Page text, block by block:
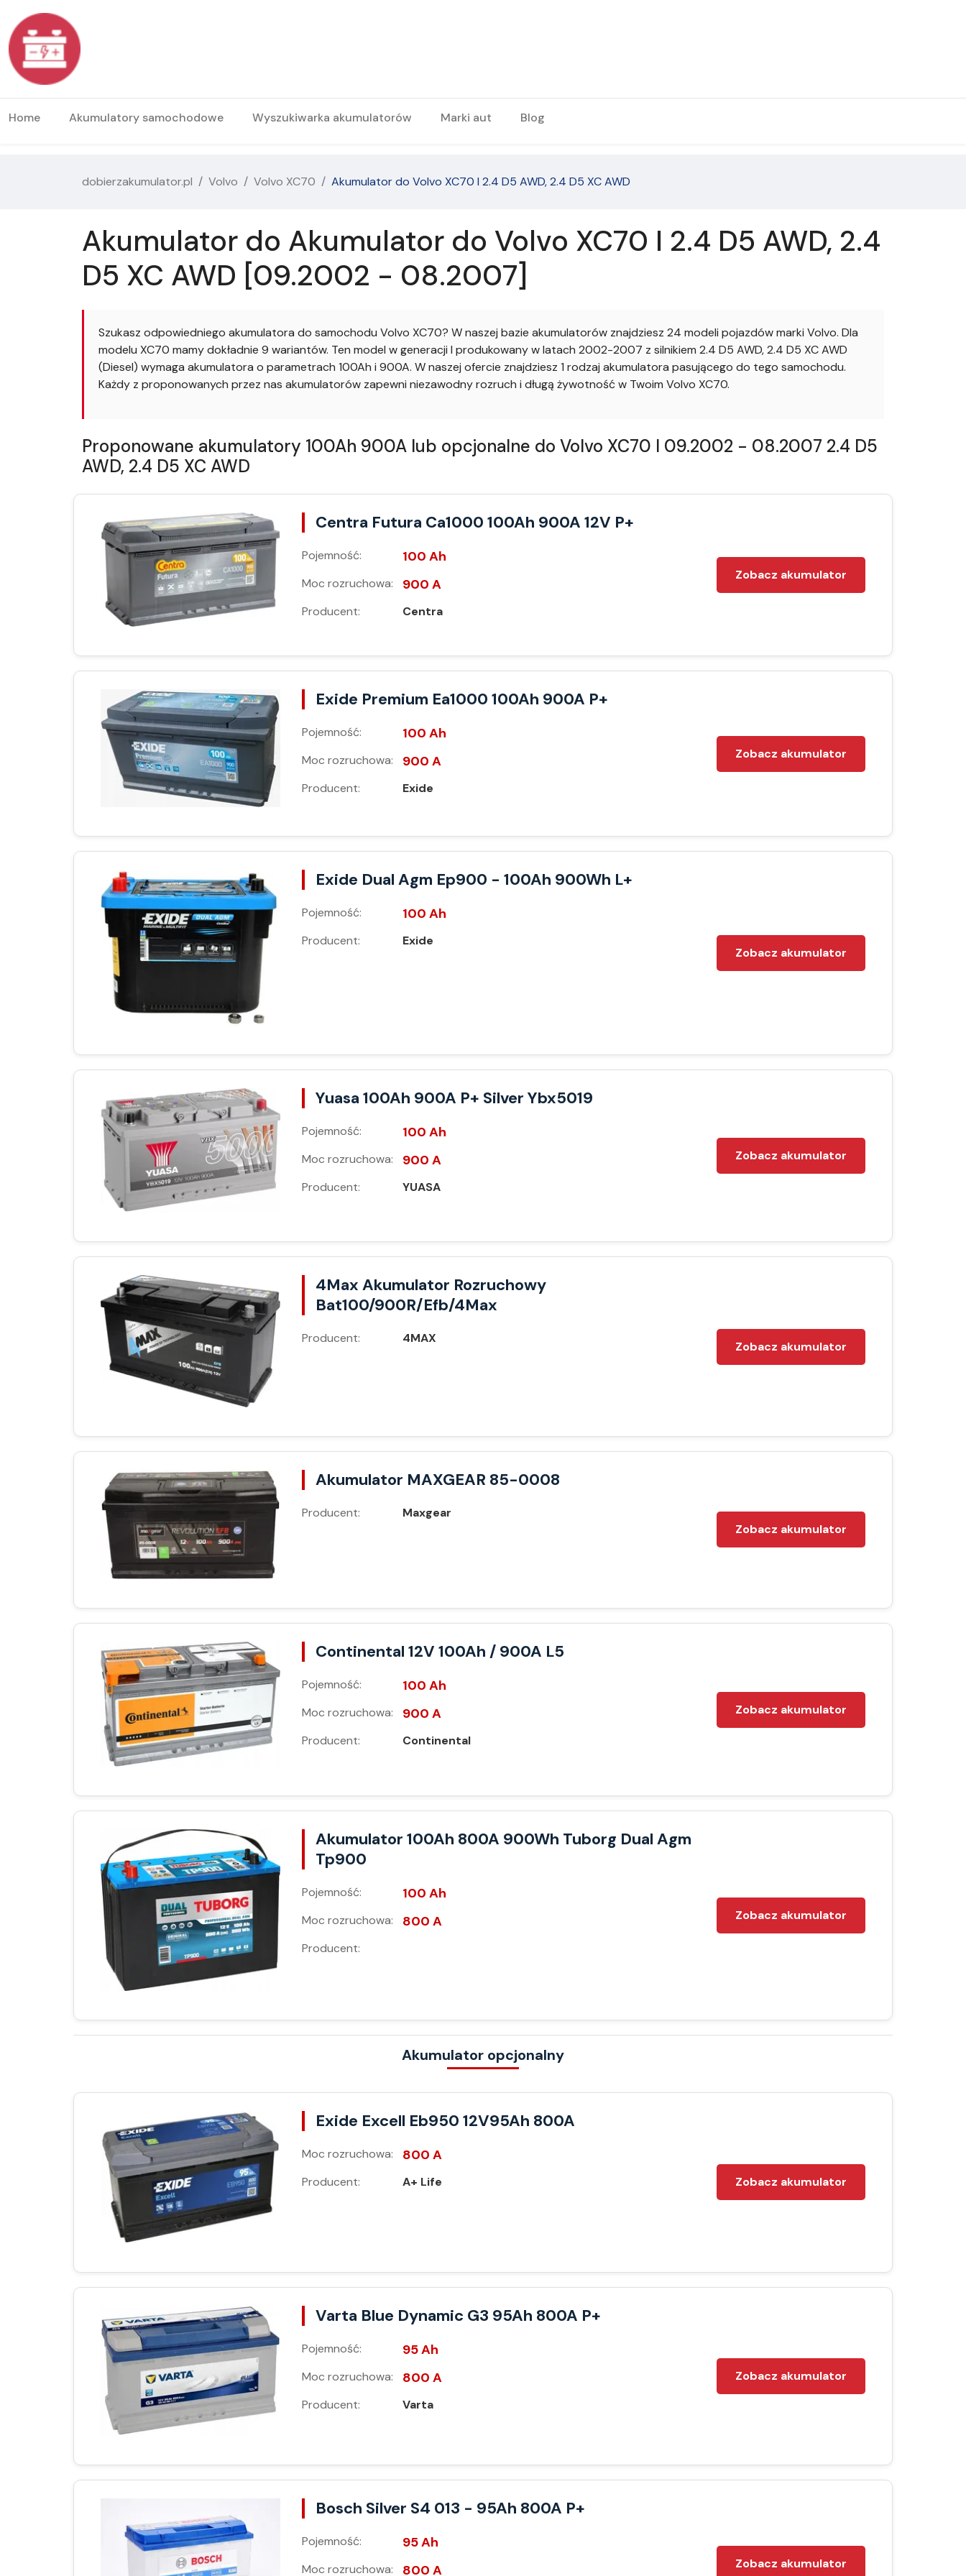
Home Akumulatory samochodowe Wyszukiwarka akumulatorów Marki aut Blog
dobierzakumulator.pl Volvo Volvo XC70 Akumulator do Volvo XC70 I 2.4 D5 AWD, 2.4 D5 XC AWD
Akumulator do Akumulator do Volvo XC70 I 2.4 D5 AWD, 2.4
D5 XC AWD [09.2002 - 08.2007]
Szukasz odpowiedniego akumulatora do samochodu Volvo XC70? W naszej bazie akumulatorów znajdziesz 24 modeli pojazdów marki Volvo. Dla
modelu XC70 mamy dokładnie 9 wariantów. Ten model w generacji I produkowany w latach 2002-2007 z silnikiem 2.4 D5 AWD, 2.4 D5 XC AWD
(Diesel) wymaga akumulatora o parametrach 100Ah i 900A. W naszej ofercie znajdziesz 1 rodzaj akumulatora pasującego do tego samochodu.
Każdy z proponowanych przez nas akumulatorów zapewni niezawodny rozruch i długą żywotność w Twoim Volvo XC70.
Proponowane akumulatory 100Ah 900A lub opcjonalne do Volvo XC70 I 09.2002 - 08.2007 2.4 D5
AWD, 2.4 D5 XC AWD
Centra Futura Ca1000 100Ah 900A 12V P+
Pojemność: 100 Ah
Moc rozruchowa: 900 A
Producent: Centra
Zobacz akumulator
Exide Premium Ea1000 100Ah 900A P+
Pojemność: 100 Ah
Moc rozruchowa: 900 A
Producent: Exide
Zobacz akumulator
Exide Dual Agm Ep900 - 100Ah 900Wh L+
Pojemność: 100 Ah
Producent: Exide
Zobacz akumulator
Yuasa 100Ah 900A P+ Silver Ybx5019
Pojemność: 100 Ah
Moc rozruchowa: 900 A
Producent: YUASA
Zobacz akumulator
4Max Akumulator Rozruchowy
Bat100/900R/Efb/4Max
Producent: 4MAX
Zobacz akumulator
Akumulator MAXGEAR 85-0008
Producent:
Maxgear
Zobacz akumulator
Continental 12V 100Ah / 900A L5
Pojemność: 100 Ah
Moc rozruchowa: 900 A
Producent: Continental
Zobacz akumulator
Akumulator 100Ah 800A 900Wh Tuborg Dual Agm
Tp900
Pojemność: 100 Ah
Moc rozruchowa: 800 A
Producent:
Zobacz akumulator
Akumulator opcjonalny
Exide Excell Eb950 12V95Ah 800A
Moc rozruchowa: 800 A
Producent: A+ Life Zobacz akumulator
Varta Blue Dynamic G3 95Ah 800A P+
Pojemność: 95 Ah
Moc rozruchowa: 800 A
Producent: Varta
Zobacz akumulator
Bosch Silver S4 013 - 95Ah 800A P+
Pojemność: 95 Ah
Moc rozruchowa: 800 A Zobacz akumulator